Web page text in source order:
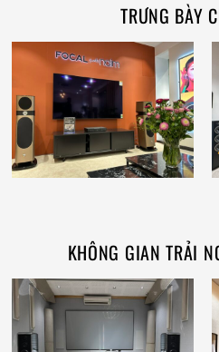
TRƯNG BÀY
KHÔNG GIAN TRẢI